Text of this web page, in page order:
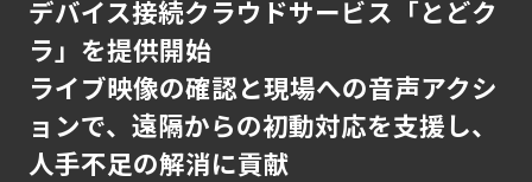
デバイス接続クラウドサービス「とどク
ラ」を提供開始
ライブ映像の確認と現場への音声アクシ
ョンで、遠隔からの初動対応を支援し、
人手不足の解消に貢献